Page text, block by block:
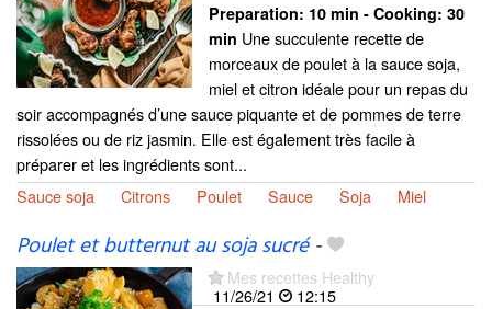
Preparation: 10 min - Cooking: 30
min Une succulente recette de
morceaux de poulet à la sauce soja,
miel et citron idéale pour un repas du
soir accompagnés d’une sauce piquante et de pommes de terre
rissolées ou de riz jasmin. Elle est également très facile à
préparer et les ingrédients sont...
Sauce soja
Citrons Poulet Sauce Soja Miel
Poulet et butternut au soja sucré-
Mes recettes Healthy
11/26/21
12:15